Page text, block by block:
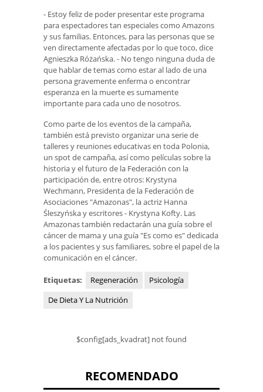
- Estoy feliz de poder presentar este programa
para espectadores tan especiales como Amazons
y sus familias. Entonces, para las personas que se
ven directamente afectadas por lo que toco, dice
Agnieszka Różańska. - No tengo ninguna duda de
que hablar de temas como estar al lado de una
persona gravemente enferma o encontrar
esperanza en la muerte es sumamente
importante para cada uno de nosotros.
Como parte de los eventos de la campaña,
también está previsto organizar una serie de
talleres y reuniones educativas en toda Polonia,
un spot de campaña, así como películas sobre la
historia y el futuro de la Federación con la
participación de, entre otros: Krystyna
Wechmann, Presidenta de la Federación de
Asociaciones "Amazonas", la actriz Hanna
Śleszyńska y escritores - Krystyna Kofty. Las
Amazonas también redactarán una guía sobre el
cáncer de mama y una guía "Es como es" dedicada
a los pacientes y sus familiares, sobre el papel de la
comunicación en el cáncer.
Etiquetas: Regeneración
Psicología
De Dieta Y La Nutrición
$config[ads_kvadrat] not found
RECOMENDADO